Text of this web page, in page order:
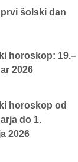
prvi šolski dan
horoskop: 19.–
2026
horoskop od
do 1.
2026